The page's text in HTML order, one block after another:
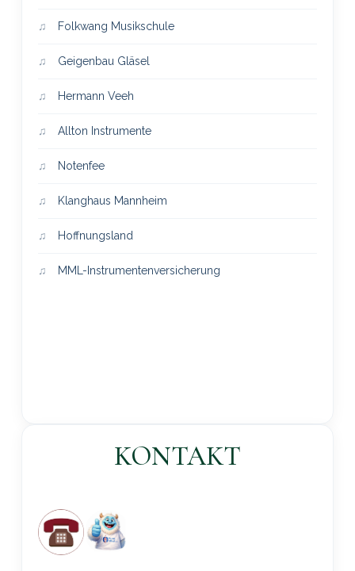
Folkwang Musikschule
Geigenbau Gläsel
Hermann Veeh
Allton Instrumente
Notenfee
Klanghaus Mannheim
Hoffnungsland
MML-Instrumentenversicherung
KONTAKT